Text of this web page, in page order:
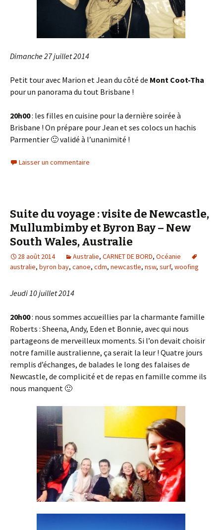
Dimanche 27 juillet 2014
Petit tour avec Marion et Jean du côté de Mont Coot-Tha
pour un panorama du tout Brisbane !
20h00: les filles en cuisine pour la dernière soirée à
Brisbane ! On prépare pour Jean et ses colocs un hachis
Parmentier 🙂 validé à l’unanimité !
Laisser un commentaire
Suite du voyage : visite de Newcastle,
Mullumbimby et Byron Bay – New
South Wales, Australie
28 août 2014 Australie, CARNET DE BORD, Océanie
australie, byron bay, canoe, cdm, newcastle, nsw, surf, woofing
Jeudi 10 juillet 2014
20h00: nous sommes accueillies par la charmante famille
Roberts : Sheena, Andy, Eden et Bonnie, avec qui nous
partageons de merveilleux moments. Si l’on devait choisir
notre famille australienne, ça serait la leur ! Quatre jours
remplis d’échanges, de balades le long des falaises de
Newcastle, de complicité et de repas en famille comme ils
nous manquent 🙂